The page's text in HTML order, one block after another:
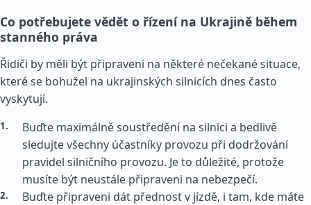
Co potřebujete vědět o řízení na Ukrajině během
stanného práva
Řidiči by měli být připraveni na některé nečekané situace,
které se bohužel na ukrajinských silnicích dnes často
vyskytují.
Buďte maximálně soustředění na silnici a bedlivě
sledujte všechny účastníky provozu při dodržování
pravidel silničního provozu. Je to důležité, protože
musíte být neustále připraveni na nebezpečí.
Buďte připraveni dát přednost v jízdě, i tam, kde máte